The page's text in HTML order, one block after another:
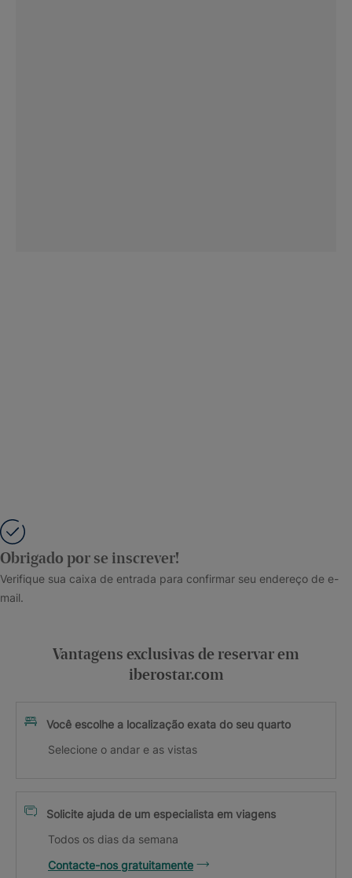
Obrigado por se inscrever!
Verifique sua caixa de entrada para confirmar seu endereço de e-
mail.
Vantagens exclusivas de reservar em
iberostar.com
Você escolhe a localização exata do seu quarto
Selecione o andar e as vistas
Solicite ajuda de um especialista em viagens
Todos os dias da semana
Contacte-nos gratuitamente